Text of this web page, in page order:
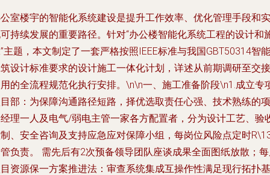
室楼宇的智能化系统建设是提升工作效率、优化管理手段和实
持续发展的重要路径。针对“办公楼智能化系统工程的设计和
主题，本文制定了一套严格按照IEEE标准与我国GBT50314智能
设计标准要求的设计施工一体化计划，详述从前期调研至交接
的全流程规范化执行安排。\n\n一、施工准备阶段\n1.成立专
部：为保障沟通路径短路，择优选取责任心强、技术熟练的项
理一人及电气/弱电主管一家各方配置者，分为设计工艺、验
、安全咨询及支持应急应对保障小组，每岗位风险点定时
负责。 需先后有2次预备领导团队座谈成果全面图纸放散；
资源保一方案推进法：审查系统集成互操作性满足现行拓扑基